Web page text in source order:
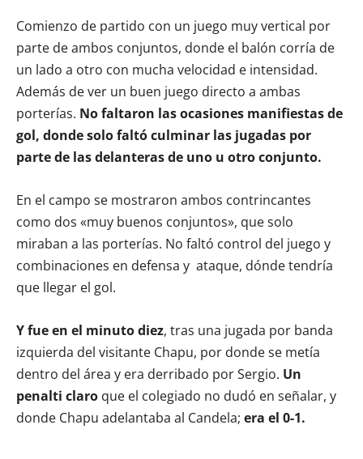
Comienzo de partido con un juego muy vertical por
parte de ambos conjuntos, donde el balón corría de
un lado a otro con mucha velocidad e intensidad.
Además de ver un buen juego directo a ambas
porterías. No faltaron las ocasiones manifiestas de
gol, donde solo faltó culminar las jugadas por
parte de las delanteras de uno u otro conjunto.
En el campo se mostraron ambos contrincantes
como dos «muy buenos conjuntos», que solo
miraban a las porterías. No faltó control del juego y
combinaciones en defensa y ataque, dónde tendría
que llegar el gol.
Y fue en el minuto diez, tras una jugada por banda
izquierda del visitante Chapu, por donde se metía
dentro del área y era derribado por Sergio. Un
penalti claro que el colegiado no dudó en señalar, y
donde Chapu adelantaba al Candela; era el 0-1.